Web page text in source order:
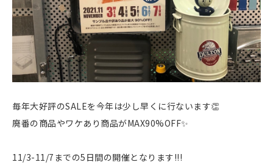
毎年大好評のSALEを今年は少し早くに行ないます👏
廃番の商品やワケあり商品がMAX90%OFF✨
11/3-11/7までの5日間の開催となります!!!